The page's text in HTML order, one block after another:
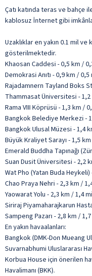
Çatı katında teras ve bahçe
kablosuz İnternet gibi
Uzaklıklar en yakın 0.1 mil
gösterilmektedir.
Khaosan Caddesi - 0,5 km /
Demokrasi Anıtı - 0,9 km / 0,5
Rajadamnern Tayland Boks
Thammasat Üniversitesi -
Rama VIII Köprüsü - 1,3 km /
Bangkok Belediye Merkezi -
Bangkok Ulusal Müzesi - 1,4
Büyük Kraliyet Sarayı - 1,5
Emerald Buddha Tapınağı
Suan Dusit Üniversitesi - 2,2
Wat Pho (Yatan Buda
Chao Praya Nehri - 2,3 km /
Yaowarat Yolu - 2,3 km / 1,4 mi
Siriraj Piyamaharajkarun
Sampeng Pazarı - 2,8 km /
En yakın havaalanları:
Bangkok (DMK-Don Mueang
Suvarnabhumi Uluslararası
Korbua House için önerilen
Havalimanı (BKK).